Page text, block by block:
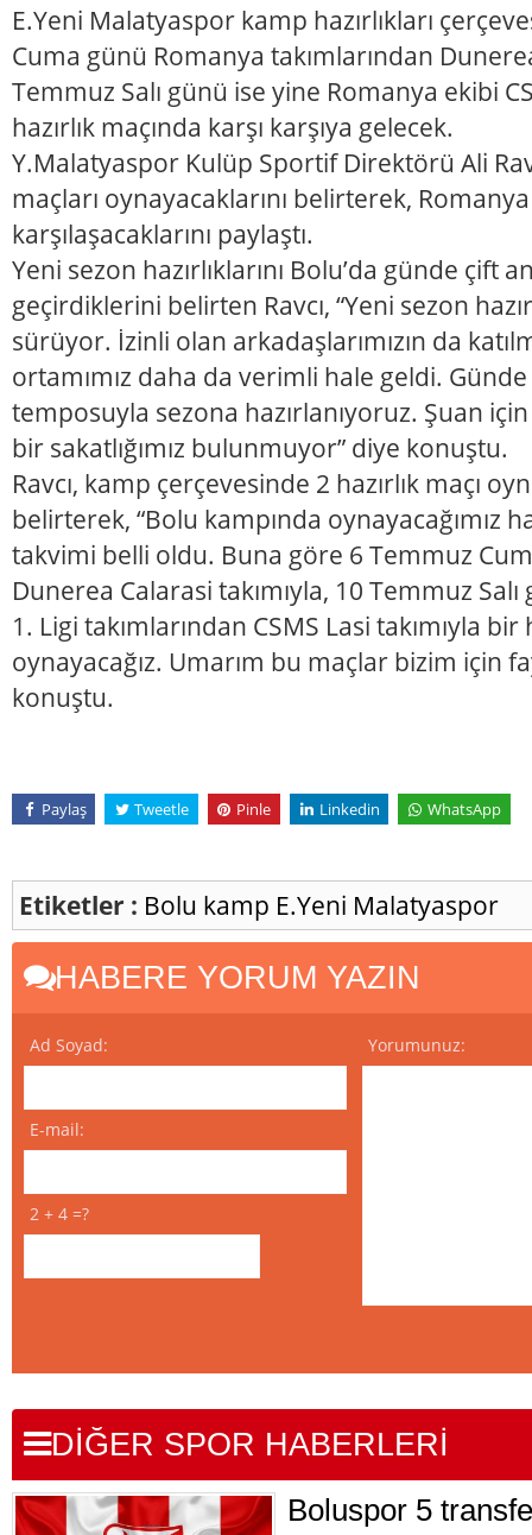
E.Yeni Malatyaspor kamp hazırlıkları
Cuma günü Romanya takımlarından
Temmuz Salı günü ise yine Romanya ekibi
hazırlık maçında karşı karşıya gelecek.
Y.Malatyaspor Kulüp Sportif Direktörü Ali
maçları oynayacaklarını belirterek,
karşılaşacaklarını paylaştı.
Yeni sezon hazırlıklarını Bolu’da günde çift
geçirdiklerini belirten Ravcı, “Yeni sezon
sürüyor. İzinli olan arkadaşlarımızın da
ortamımız daha da verimli hale geldi.
temposuyla sezona hazırlanıyoruz. Şuan
bir sakatlığımız bulunmuyor” diye konuştu.
Ravcı, kamp çerçevesinde 2 hazırlık maçı
belirterek, “Bolu kampında oynayacağımız
takvimi belli oldu. Buna göre 6 Temmuz
Dunerea Calarasi takımıyla, 10 Temmuz
1. Ligi takımlarından CSMS Lasi takımıyla bir
oynayacağız. Umarım bu maçlar bizim için
konuştu.
Paylaş Tweetle Pinle Linkedin WhatsApp
Etiketler : Bolu kamp E.Yeni Malatyaspor
HABERE YORUM YAZIN
Ad Soyad:
E-mail:
2 + 4 =?
Yorumunuz:
DİĞER SPOR HABERLERİ
Boluspor 5